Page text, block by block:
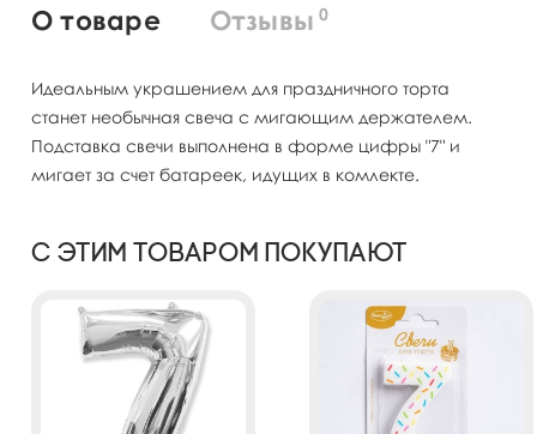
О товаре Отзывы 0
Идеальным украшением для праздничного торта
станет необычная свеча с мигающим держателем.
Подставка свечи выполнена в форме цифры "7" и
мигает за счет батареек, идущих в комлекте.
С этим товаром покупают